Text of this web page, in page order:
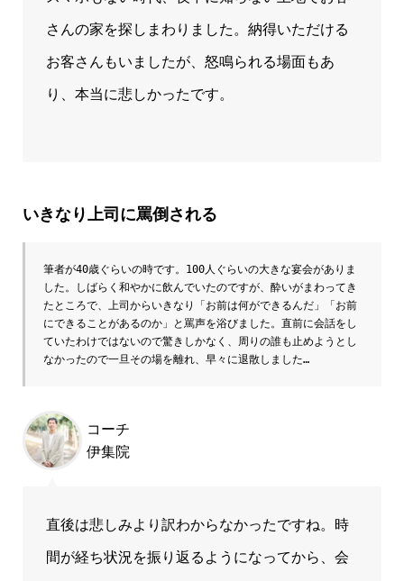
さんの家を探しまわりました。納得いただける
お客さんもいましたが、怒鳴られる場面もあ
り、本当に悲しかったです。
いきなり上司に罵倒される
筆者が40歳ぐらいの時です。100人ぐらいの大きな宴会がありま
した。しばらく和やかに飲んでいたのですが、酔いがまわってき
たところで、上司からいきなり「お前は何ができるんだ」「お前
にできることがあるのか」と罵声を浴びました。直前に会話をし
ていたわけではないので驚きしかなく、周りの誰も止めようとし
なかったので一旦その場を離れ、早々に退散しました…
コーチ
伊集院
直後は悲しみより訳わからなかったですね。時
間が経ち状況を振り返るようになってから、会